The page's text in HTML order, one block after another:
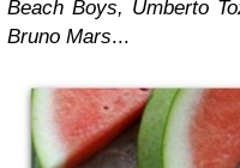
Beach Boys, Umberto
Bruno Mars...